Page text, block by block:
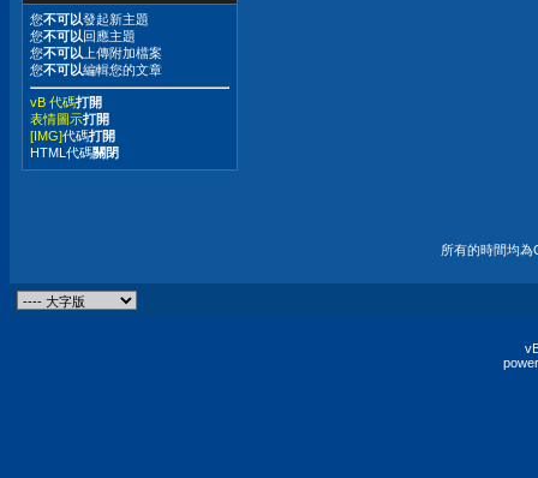
您不可以發起新主題
您不可以 回應主題
您不可以 上傳附加檔案
您不可以編輯您的文章
vB 代碼打開
表情圖示打開
[IMG]代碼打開
HTML代碼關閉
所有的時間均為